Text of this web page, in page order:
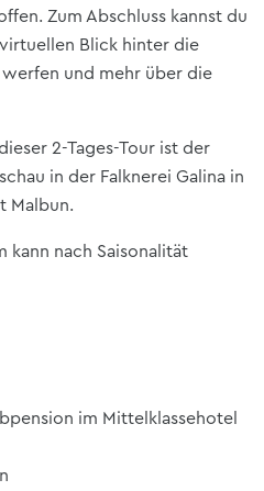
Zum Abschluss kannst du
Blick hinter die
und mehr über die
2-Tages-Tour ist der
in der Falknerei Galina in
Malbun.
kann nach Saisonalität
im Mittelklassehotel